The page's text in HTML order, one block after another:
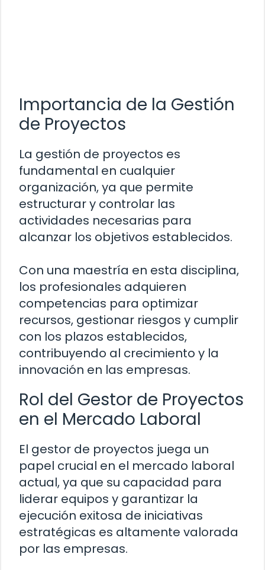
Importancia de la Gestión
de Proyectos
La gestión de proyectos es
fundamental en cualquier
organización, ya que permite
estructurar y controlar las
actividades necesarias para
alcanzar los objetivos establecidos.
Con una maestría en esta disciplina,
los profesionales adquieren
competencias para optimizar
recursos, gestionar riesgos y cumplir
con los plazos establecidos,
contribuyendo al crecimiento y la
innovación en las empresas.
Rol del Gestor de Proyectos
en el Mercado Laboral
El gestor de proyectos juega un
papel crucial en el mercado laboral
actual, ya que su capacidad para
liderar equipos y garantizar la
ejecución exitosa de iniciativas
estratégicas es altamente valorada
por las empresas.